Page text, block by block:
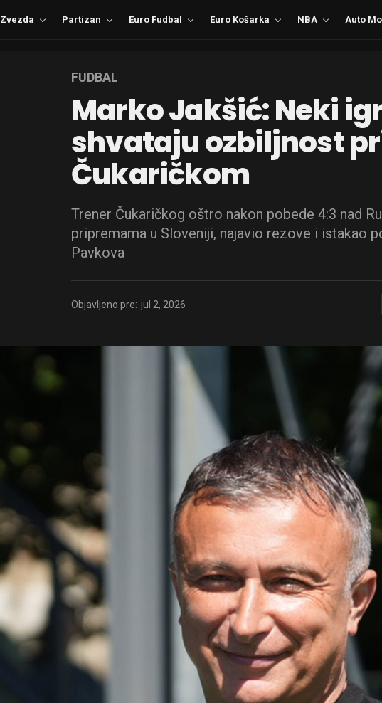
Zvezda Partizan Euro Fudbal Euro Košarka NBA Auto
FUDBAL
Marko Jakšić: Neki
shvataju ozbiljnost
Čukaričkom
Trener Čukaričkog oštro nakon pobede 4:3 nad
pripremama u Sloveniji, najavio rezove i istakao
Pavkova
Objavljeno pre: jul 2, 2026